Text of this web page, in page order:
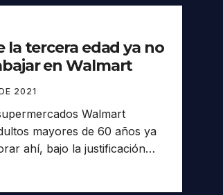
la tercera edad ya no
en Walmart
2021
Walmart
mayores de 60 años ya
ahí, bajo la justificación…